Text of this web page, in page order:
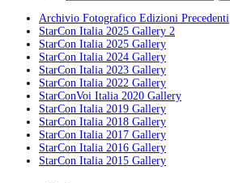
Archivio Fotografico Edizioni Precedenti
StarCon Italia 2025 Gallery 2
StarCon Italia 2025 Gallery
StarCon Italia 2024 Gallery
StarCon Italia 2023 Gallery
StarCon Italia 2022 Gallery
StarConVoi Italia 2020 Gallery
StarCon Italia 2019 Gallery
StarCon Italia 2018 Gallery
StarCon Italia 2017 Gallery
StarCon Italia 2016 Gallery
StarCon Italia 2015 Gallery